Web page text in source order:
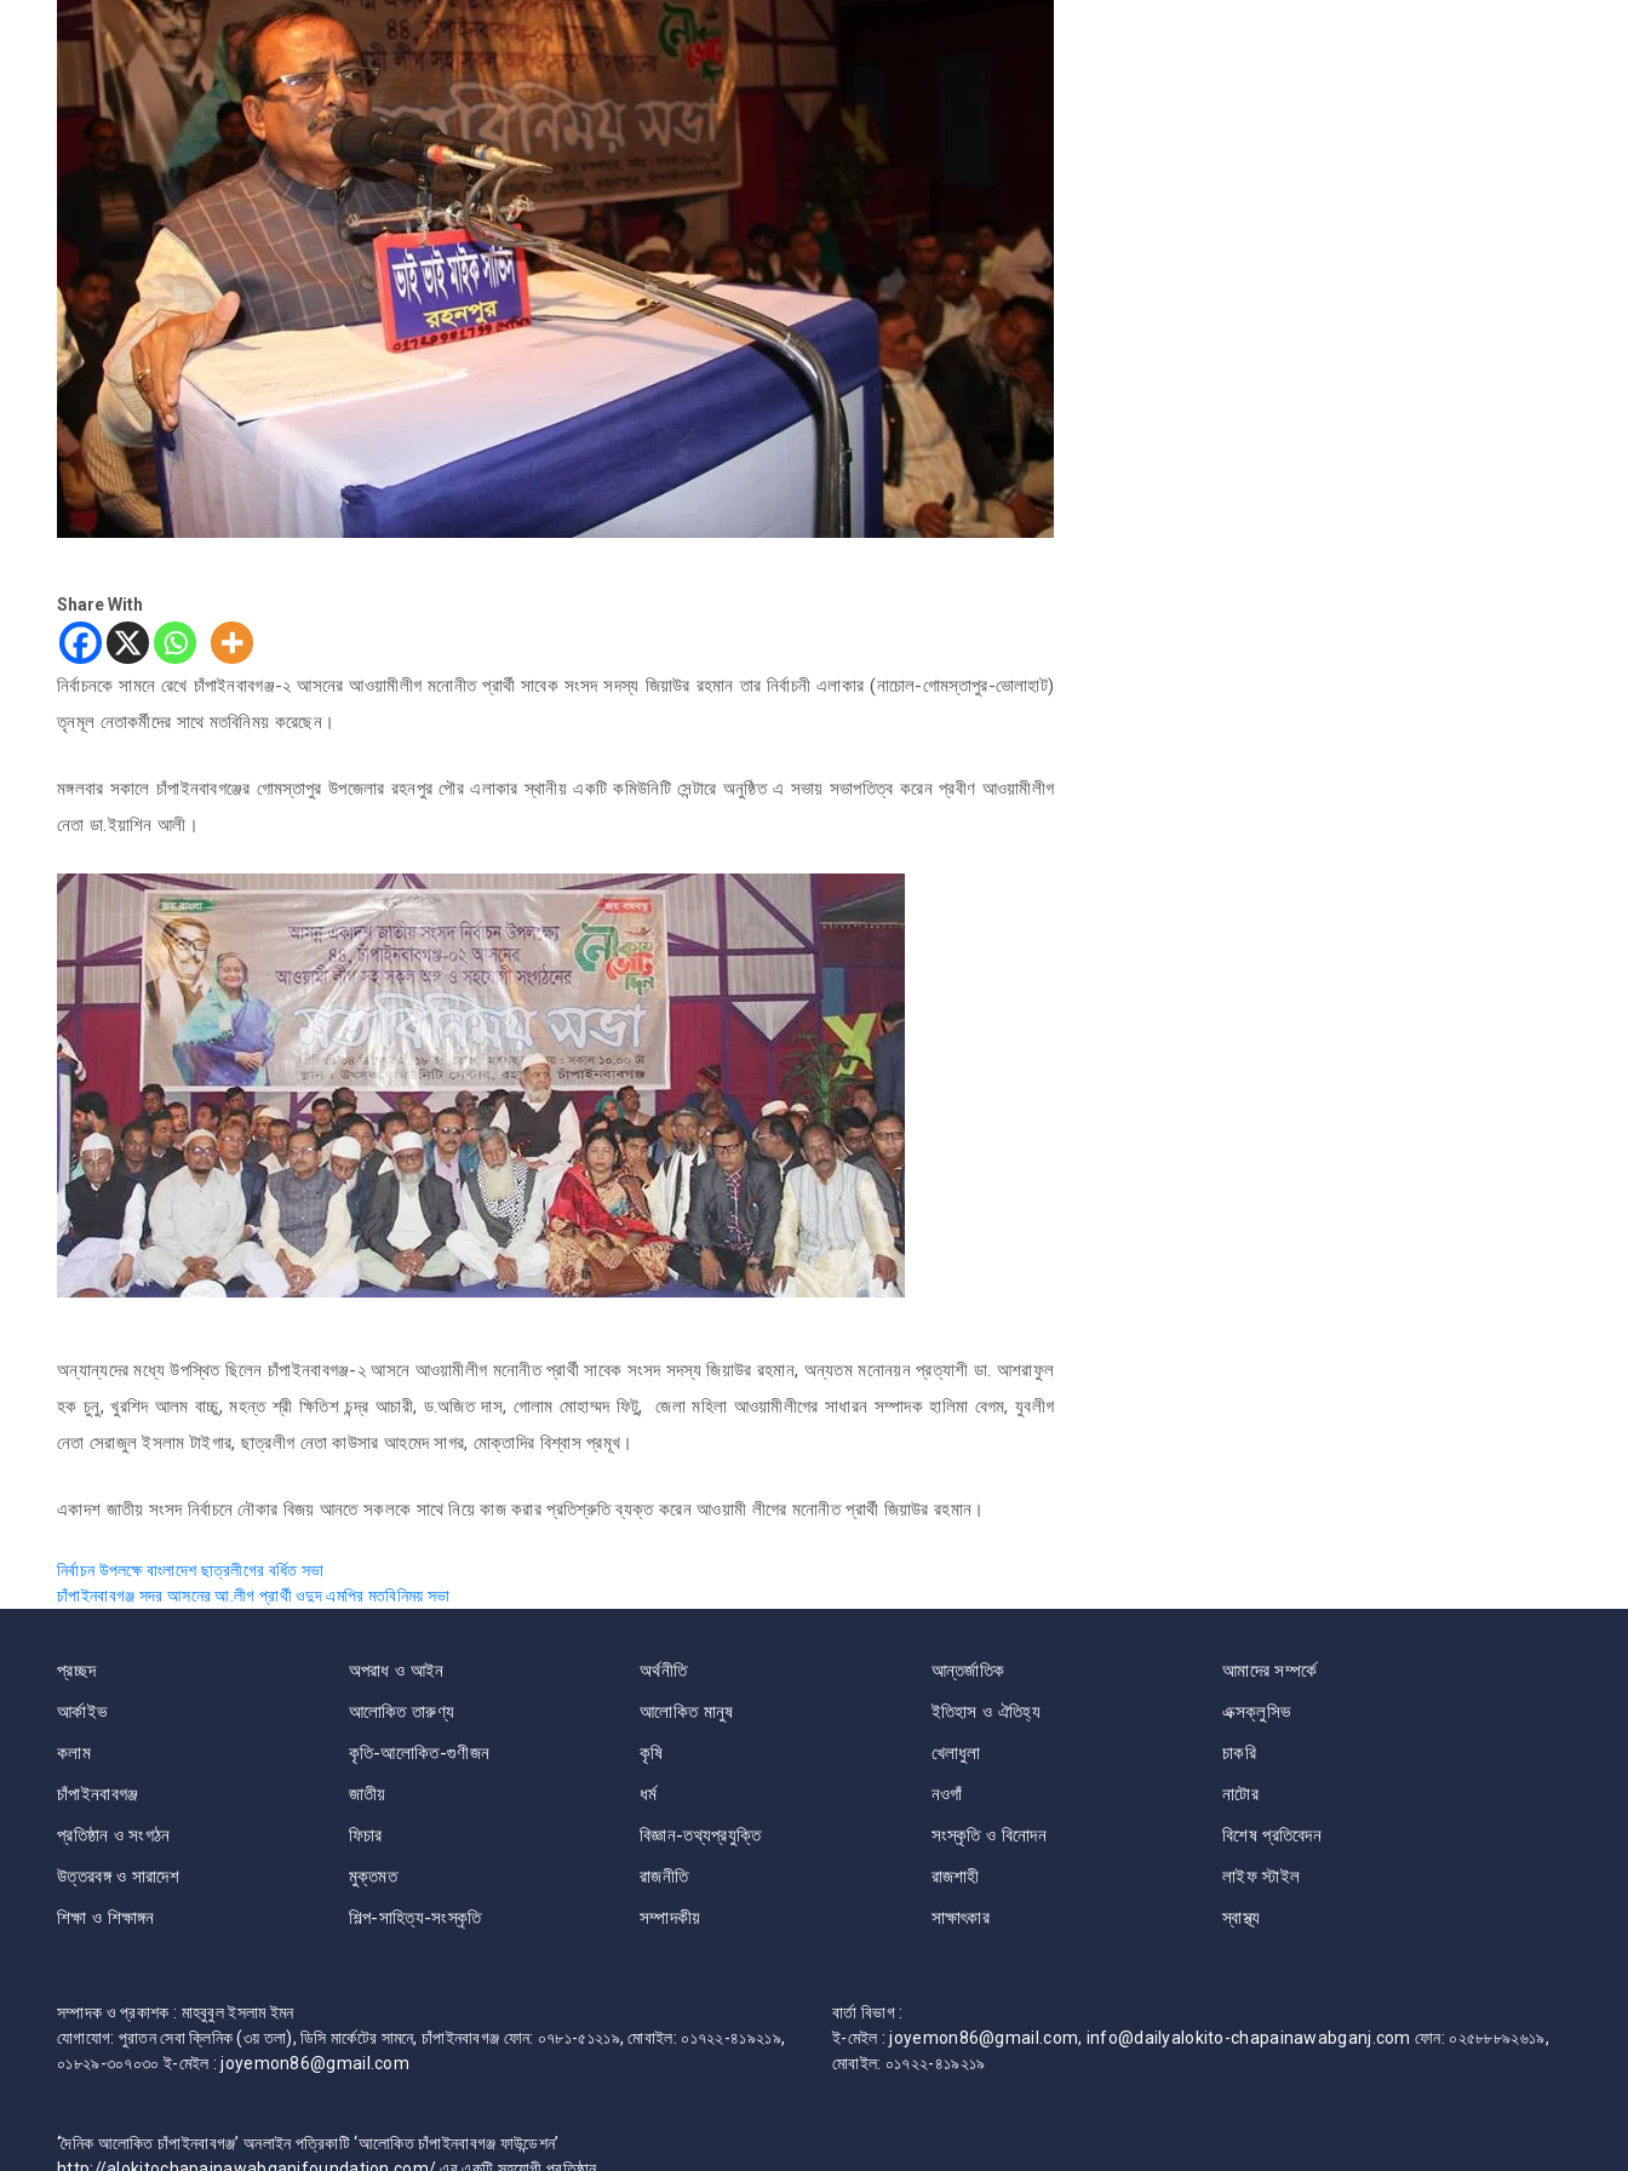
Share With
নির্বাচনকে সামনে রেখে চাঁপাইনবাবগঞ্জ-২ আসনের আওয়ামীলীগ মনোনীত প্রার্থী সাবেক সংসদ সদস্য জিয়াউর রহমান তার নির্বাচনী এলাকার (নাচোল-গোমস্তাপুর-ভোলাহাট)
তৃনমূল নেতাকর্মীদের সাথে মতবিনিময় করেছেন।
মঙ্গলবার সকালে চাঁপাইনবাবগঞ্জের গোমস্তাপুর উপজেলার রহনপুর পৌর এলাকার স্থানীয় একটি কমিউনিটি সেন্টারে অনুষ্ঠিত এ সভায় সভাপতিত্ব করেন প্রবীণ আওয়ামীলীগ
নেতা ডা.ইয়াশিন আলী।
অন্যান্যদের মধ্যে উপস্থিত ছিলেন চাঁপাইনবাবগঞ্জ-২ আসনে আওয়ামীলীগ মনোনীত প্রার্থী সাবেক সংসদ সদস্য জিয়াউর রহমান, অন্যতম মনোনয়ন প্রত্যাশী ডা. আশরাফুল
হক চুনু, খুরশিদ আলম বাচ্চু, মহন্ত শ্রী ক্ষিতিশ চন্দ্র আচারী, ড.অজিত দাস, গোলাম মোহাম্মদ ফিটু, জেলা মহিলা আওয়ামীলীগের সাধারন সম্পাদক হালিমা বেগম, যুবলীগ
নেতা সেরাজুল ইসলাম টাইগার, ছাত্রলীগ নেতা কাউসার আহমেদ সাগর, মোক্তাদির বিশ্বাস প্রমূখ।
একাদশ জাতীয় সংসদ নির্বাচনে নৌকার বিজয় আনতে সকলকে সাথে নিয়ে কাজ করার প্রতিশ্রুতি ব্যক্ত করেন আওয়ামী লীগের মনোনীত প্রার্থী জিয়াউর রহমান।
Post
navigation
নির্বাচন উপলক্ষে বাংলাদেশ ছাত্রলীগের বর্ধিত সভা
চাঁপাইনবাবগঞ্জ সদর আসনের আ.লীগ প্রার্থী ওদুদ এমপির মতবিনিময় সভা
প্রচ্ছদ অপরাধ ও আইন অর্থনীতি আন্তর্জাতিক
আমাদের সম্পর্কে
আর্কাইভ
আলোকিত তারুণ্য আলোকিত মানুষ ইতিহাস ও ঐতিহ্য
এক্সক্লুসিভ
কলাম
কৃতি-আলোকিত-গুণীজন কৃষি খেলাধুলা
চাকরি
চাঁপাইনবাবগঞ্জ
জাতীয় ধর্ম নওগাঁ
নাটোর
প্রতিষ্ঠান ও সংগঠন
ফিচার বিজ্ঞান-তথ্যপ্রযুক্তি সংস্কৃতি ও বিনোদন
বিশেষ প্রতিবেদন
উত্তরবঙ্গ ও সারাদেশ
মুক্তমত রাজনীতি রাজশাহী
লাইফ স্টাইল
শিক্ষা ও শিক্ষাঙ্গন
শিল্প-সাহিত্য-সংস্কৃতি সম্পাদকীয় সাক্ষাৎকার স্বাস্থ্য
সম্পাদক ও প্রকাশক : মাহবুবুল ইসলাম ইমন
যোগাযোগ: পুরাতন সেবা ক্লিনিক (৩য় তলা), ডিসি মার্কেটের সামনে, চাঁপাইনবাবগঞ্জ ফোন: ০৭৮১-৫১২১৯, মোবাইল: ০১৭২২-৪১৯২১৯,
০১৮২৯-৩০৭০৩০ ই-মেইল : joyemon86@gmail.com
‘দৈনিক আলোকিত চাঁপাইনবাবগঞ্জ’ অনলাইন পত্রিকাটি ‘আলোকিত চাঁপাইনবাবগঞ্জ ফাউন্ডেশন’
বার্তা বিভাগ :
ই-মেইল : joyemon86@gmail.com, info@dailyalokito-chapainawabganj.com ফোন: ০২৫৮৮৮৯২৬১৯,
মোবাইল: ০১৭২২-৪১৯২১৯